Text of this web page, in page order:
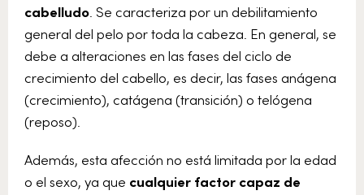
cabelludo . Se caracteriza por un debilitamiento
general del pelo por toda la cabeza. En general, se
debe a alteraciones en las fases del ciclo de
crecimiento del cabello, es decir, las fases anágena
(crecimiento), catágena (transición) o telógena
(reposo).
Además, esta afección no está limitada por la edad
o el sexo, ya que cualquier factor capaz de